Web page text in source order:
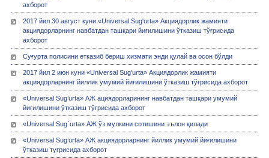
ахборот
2017 йил 30 август куни «Universal Sug'urta» Акциядорлик жамияти
акциядорларнинг навбатдан ташқари йиғилишини ўтказиш тўғрисида
ахборот
Суғурта полисини етказиб бериш хизмати энди қулай ва осон бўлди
2017 йил 2 июн куни «Universal Sug'urta» Акциядорлик жамияти
акциядорларнинг йиллик умумий йиғилишини ўтказиш тўғрисида ахборот
«Universal Sug’urta» АЖ ациядорларининг навбатдан ташқари умумий
йиғилишини ўтказиш тўғрисида ахборот
«Universal Sug`urta» АЖ ўз мулкини сотишини эълон қилади
«Universal Sug’urta» АЖ акциядорларнинг йиллик умумий йиғилишини
ўтказиш туғрисида ахборот